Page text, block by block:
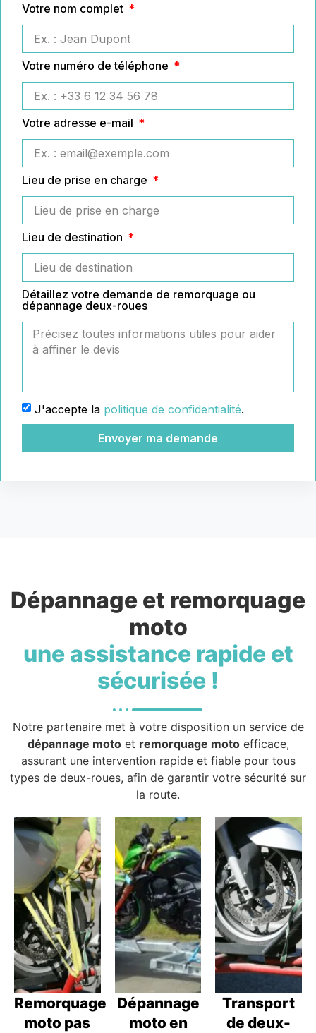
Votre nom complet
Votre numéro de téléphone
Votre adresse e-mail
Lieu de prise en charge
Lieu de destination
Détaillez votre demande de remorquage ou
dépannage deux-roues
J'accepte la politique de confidentialité.
Envoyer ma demande
Dépannage et remorquage
moto
une assistance rapide et
sécurisée !
Notre partenaire met à votre disposition un service de
dépannage motoet remorquage motoefficace,
assurant une intervention rapide et fiable pour tous
types de deux-roues, afin de garantir votre sécurité sur
la route.
Remorquage
moto pas
Dépannage
moto en
Transport
de deux-